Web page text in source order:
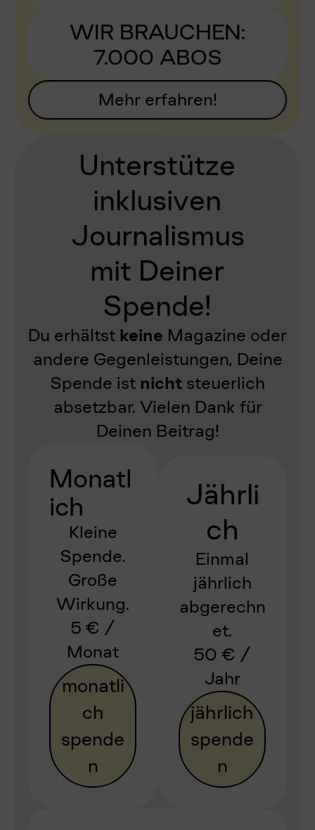
WIR BRAUCHEN:
7.000 ABOS
Mehr erfahren!
Unterstütze
inklusiven
Journalismus
mit Deiner
Spende!​
Du erhältst keine Magazine oder
andere Gegenleistungen, Deine
Spende ist nicht steuerlich
absetzbar. Vielen Dank für
Deinen Beitrag!
Monatl
ich
Kleine
Spende.
Große
Wirkung.
5 € /
Monat
monatli
ch
spende
n
Jährli
ch
Einmal
jährlich
abgerechn
et.
50 € /
Jahr
jährlich
spende
n